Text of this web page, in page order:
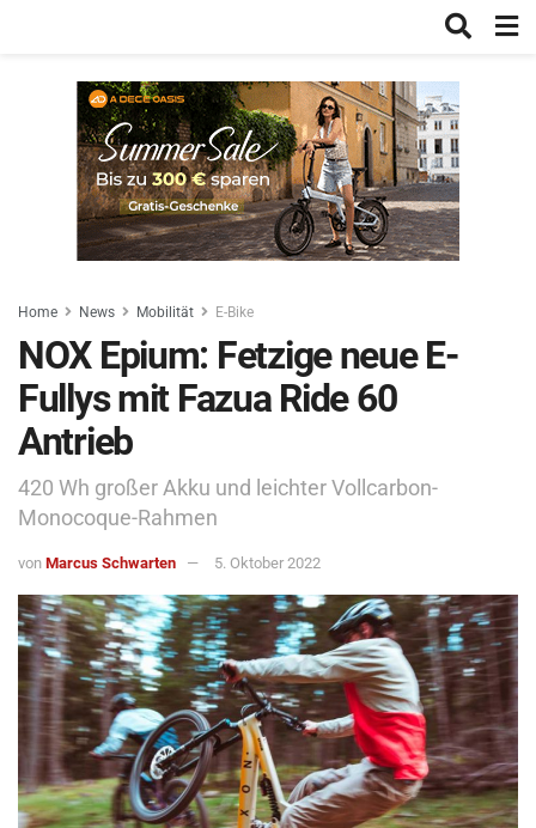
Home News Mobilität E-Bike
NOX Epium: Fetzige neue E-
Fullys mit Fazua Ride 60
Antrieb
420 Wh großer Akku und leichter Vollcarbon-
Monocoque-Rahmen
von Marcus Schwarten 5. Oktober 2022